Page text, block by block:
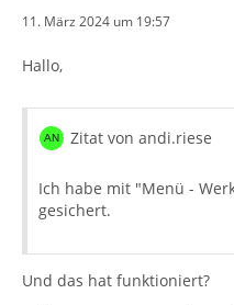
11. März 2024 um 19:57
Hallo,
Zitat von andi.riese
Ich habe mit "Menü -
gesichert.
Und das hat funktioniert?